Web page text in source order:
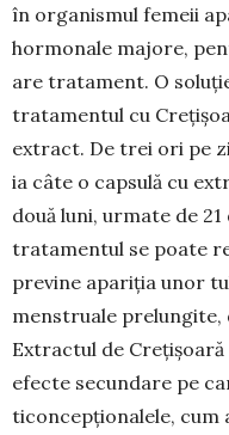
în organismul femeii
hormonale majore,
are trata­ment. O
tratamentul cu
extract. De trei ori pe
ia câte o capsulă cu
două luni, urmate de
tratamentul se poa­te
previne apariţia unor
menstruale prelungite,
Extractul de
efecte secundare pe
ticoncepționalele,